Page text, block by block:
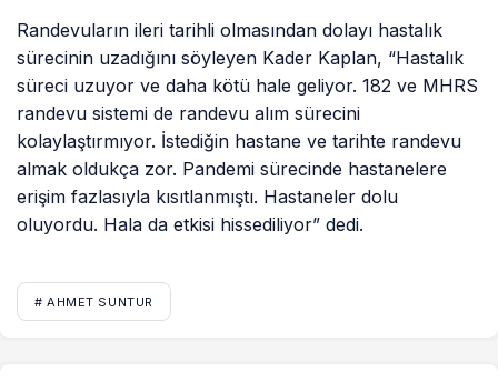
Randevuların ileri tarihli olmasından dolayı hastalık
sürecinin uzadığını söyleyen Kader Kaplan, “Hastalık
süreci uzuyor ve daha kötü hale geliyor. 182 ve MHRS
randevu sistemi de randevu alım sürecini
kolaylaştırmıyor. İstediğin hastane ve tarihte randevu
almak oldukça zor. Pandemi sürecinde hastanelere
erişim fazlasıyla kısıtlanmıştı. Hastaneler dolu
oluyordu. Hala da etkisi hissediliyor” dedi.
# AHMET SUNTUR